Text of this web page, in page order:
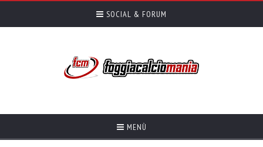
SOCIAL & FORUM
MENÙ